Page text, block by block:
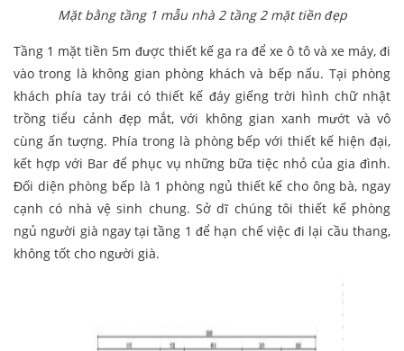
Mặt bằng tầng 1 mẫu nhà 2 tầng 2 mặt tiền đẹp
Tầng 1 mặt tiền 5m được thiết kế ga ra để xe ô tô và xe máy, đi
vào trong là không gian phòng khách và bếp nấu. Tại phòng
khách phía tay trái có thiết kế đáy giếng trời hình chữ nhật
trồng tiểu cảnh đẹp mắt, với không gian xanh mướt và vô
cùng ấn tượng. Phía trong là phòng bếp với thiết kế hiện đại,
kết hợp với Bar để phục vụ những bữa tiệc nhỏ của gia đình.
Đối diện phòng bếp là 1 phòng ngủ thiết kế cho ông bà, ngay
cạnh có nhà vệ sinh chung. Sở dĩ chúng tôi thiết kế phòng
ngủ người già ngay tại tầng 1 để hạn chế việc đi lại cầu thang,
không tốt cho người già.